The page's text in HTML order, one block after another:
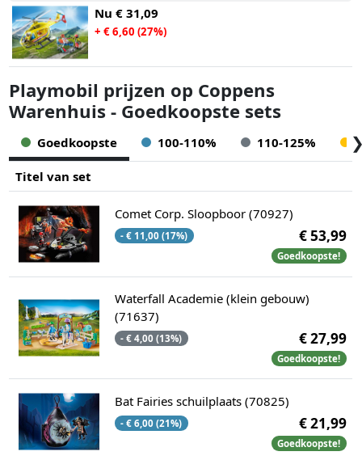
Nu € 31,09
+ € 6,60 (27%)
Playmobil prijzen op Coppens
Warenhuis - Goedkoopste sets
Goedkoopste 100-110% 110-125%
Titel van set
Comet Corp. Sloopboor (70927)
- € 11,00 (17%) € 53,99
Goedkoopste!
Waterfall Academie (klein gebouw)
(71637)
- € 4,00 (13%) € 27,99
Goedkoopste!
Bat Fairies schuilplaats (70825)
- € 6,00 (21%) € 21,99
Goedkoopste!